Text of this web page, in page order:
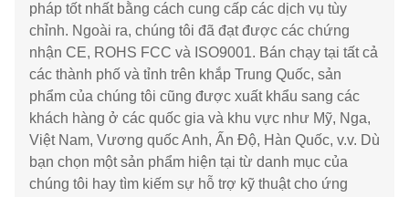
pháp tốt nhất bằng cách cung cấp các dịch vụ tùy
chỉnh. Ngoài ra, chúng tôi đã đạt được các chứng
nhận CE, ROHS FCC và ISO9001. Bán chạy tại tất cả
các thành phố và tỉnh trên khắp Trung Quốc, sản
phẩm của chúng tôi cũng được xuất khẩu sang các
khách hàng ở các quốc gia và khu vực như Mỹ, Nga,
Việt Nam, Vương quốc Anh, Ấn Độ, Hàn Quốc, v.v. Dù
bạn chọn một sản phẩm hiện tại từ danh mục của
chúng tôi hay tìm kiếm sự hỗ trợ kỹ thuật cho ứng